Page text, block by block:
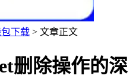
包下载 > 文章正文
删除操作的深